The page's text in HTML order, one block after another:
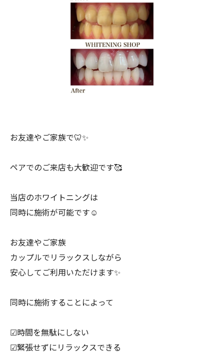
お友達やご家族で🦷✨
ペアでのご来店も大歓迎です🥰
当店のホワイトニングは
同時に施術が可能です☺️
お友達やご家族
カップルでリラックスしながら
安心してご利用いただけます✨
同時に施術することによって
︎︎︎︎☑︎時間を無駄にしない
︎︎︎︎︎︎☑︎緊張せずにリラックスできる